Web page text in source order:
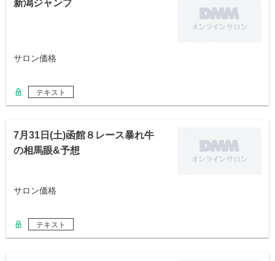
新潟ジャンプ
サロン価格
テキスト
7月31日(土)函館８レース暴れ牛
の相馬眼&予想
サロン価格
テキスト